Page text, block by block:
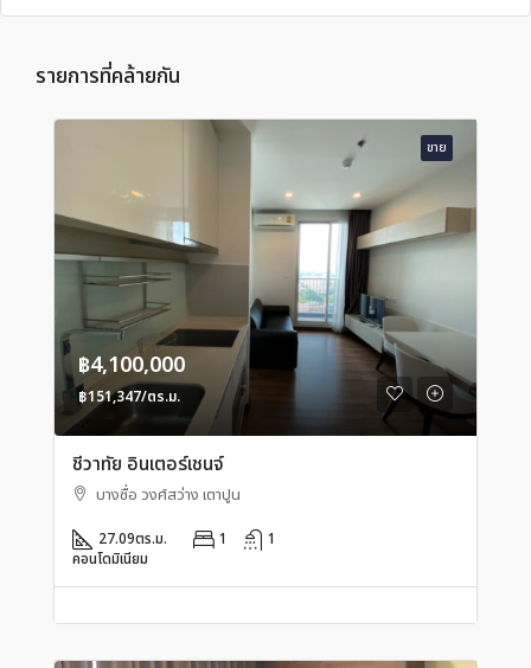
รายการที่คล้ายกัน
ขาย
฿4,100,000
฿151,347/ตร.ม.
ชีวาทัย อินเตอร์เชนจ์
บางซื่อ วงศ์สว่าง เตาปูน
27.09ตร.ม. 1
1
คอนโดมิเนียม